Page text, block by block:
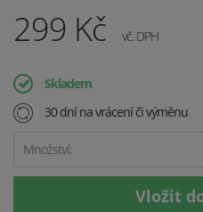
299 Kč vč. DPH
Skladem
30 dní na vrácení či výměnu
Množství: